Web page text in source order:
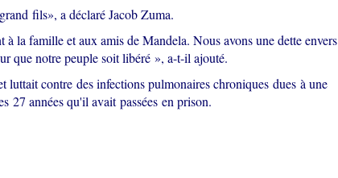
fils», a déclaré Jacob Zuma.
à la famille et aux amis de Mandela. Nous avons une dette envers
que notre peuple soit libéré », a-t-il ajouté.
luttait contre des infections pulmonaires chroniques dues à une
27 années qu'il avait passées en prison.